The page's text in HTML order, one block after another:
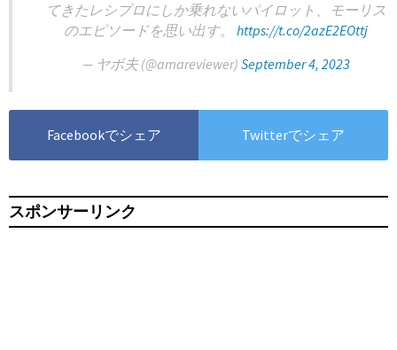
てきたレシプロにしか乗れないパイロット、モーリス
のエピソードを思い出す。 https://t.co/2azE2EOttj
— ヤボ夫 (@amareviewer) September 4, 2023
Facebookでシェア Twitterでシェア
スポンサーリンク